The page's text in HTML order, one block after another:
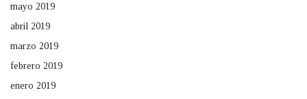
mayo 2019
abril 2019
marzo 2019
febrero 2019
enero 2019